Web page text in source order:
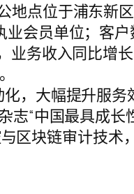
点位于浦东新
会员单位；客户
务收入同比增长
，大幅提升服务
“中国最具成长
区块链审计技术